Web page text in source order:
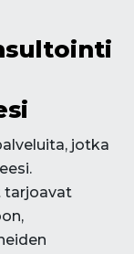
jotka
tarjoavat